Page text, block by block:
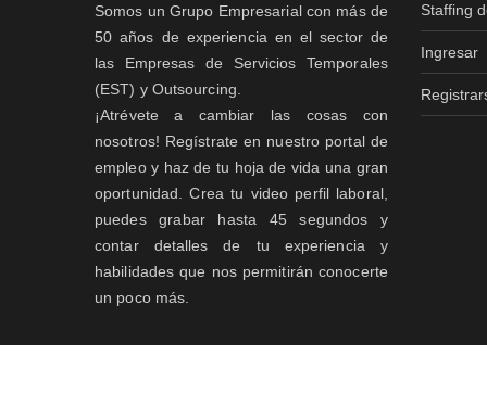
Somos un Grupo Empresarial con más de
50 años de experiencia en el sector de
las Empresas de Servicios Temporales
(EST) y Outsourcing.
¡Atrévete a cambiar las cosas con
nosotros! Regístrate en nuestro portal de
empleo y haz de tu hoja de vida una gran
oportunidad. Crea tu video perfil laboral,
puedes grabar hasta 45 segundos y
contar detalles de tu experiencia y
habilidades que nos permitirán conocerte
un poco más.
Staffing
Ingresar